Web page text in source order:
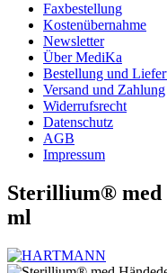
Faxbestellung
Kostenübernahme
Newsletter
Über MediKa
Bestellung und
Versand und Zahlung
Widerrufsrecht
Datenschutz
AGB
Impressum
Sterillium® med
ml